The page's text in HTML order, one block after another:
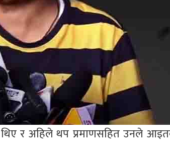
थिए र अहिले थप प्रमाणसहित उनले